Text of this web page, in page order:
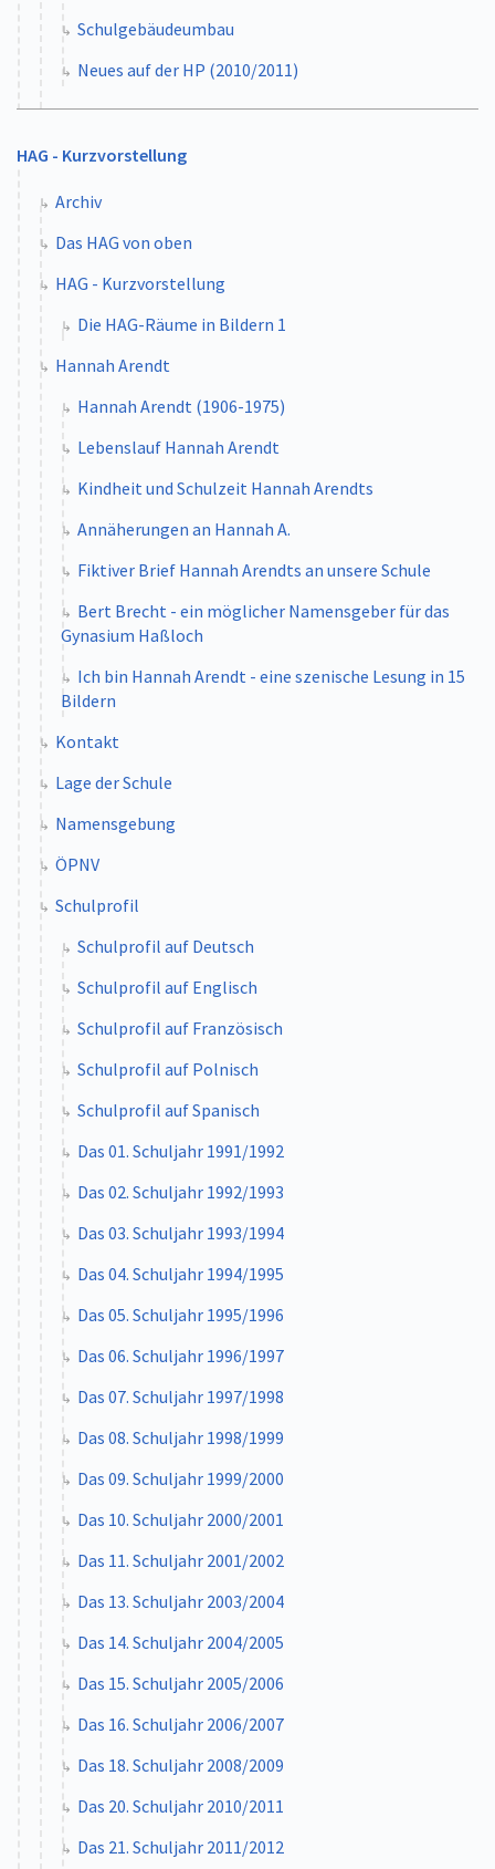
Schulgebäudeumbau
Neues auf der HP (2010/2011)
HAG - Kurzvorstellung
Archiv
Das HAG von oben
HAG - Kurzvorstellung
Die HAG-Räume in Bildern 1
Hannah Arendt
Hannah Arendt (1906-1975)
Lebenslauf Hannah Arendt
Kindheit und Schulzeit Hannah Arendts
Annäherungen an Hannah A.
Fiktiver Brief Hannah Arendts an unsere Schule
Bert Brecht - ein möglicher Namensgeber für das
Gynasium Haßloch
Ich bin Hannah Arendt - eine szenische Lesung in 15
Bildern
Kontakt
Lage der Schule
Namensgebung
ÖPNV
Schulprofil
Schulprofil auf Deutsch
Schulprofil auf Englisch
Schulprofil auf Französisch
Schulprofil auf Polnisch
Schulprofil auf Spanisch
Das 01. Schuljahr 1991/1992
Das 02. Schuljahr 1992/1993
Das 03. Schuljahr 1993/1994
Das 04. Schuljahr 1994/1995
Das 05. Schuljahr 1995/1996
Das 06. Schuljahr 1996/1997
Das 07. Schuljahr 1997/1998
Das 08. Schuljahr 1998/1999
Das 09. Schuljahr 1999/2000
Das 10. Schuljahr 2000/2001
Das 11. Schuljahr 2001/2002
Das 13. Schuljahr 2003/2004
Das 14. Schuljahr 2004/2005
Das 15. Schuljahr 2005/2006
Das 16. Schuljahr 2006/2007
Das 18. Schuljahr 2008/2009
Das 20. Schuljahr 2010/2011
Das 21. Schuljahr 2011/2012